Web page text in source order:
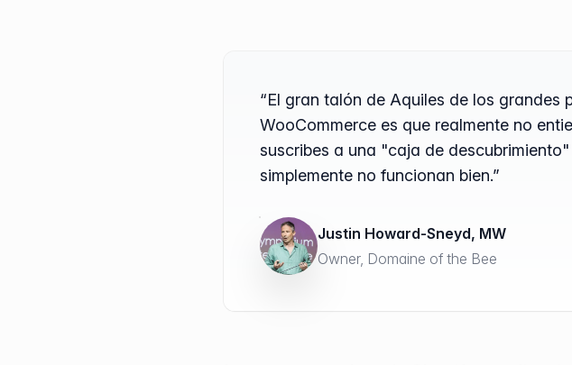
“El gran talón de Aquiles de los
WooCommerce es que realmente no
suscribes a una "caja de
simplemente no funcionan bien.”
Justin Howard-Sneyd, MW
Owner, Domaine of the Bee